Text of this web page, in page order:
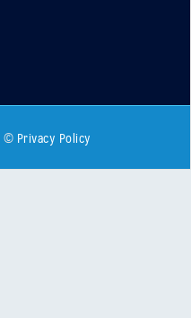
© Privacy Policy